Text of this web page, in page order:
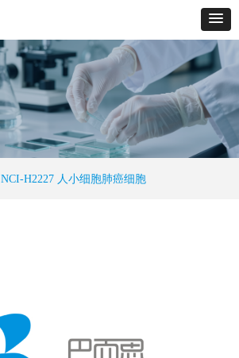
NCI-H2227 人小细胞肺癌细胞